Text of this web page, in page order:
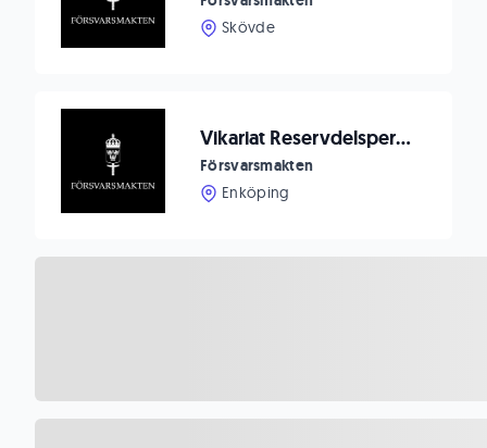
Skövde
Vikariat Reservdelsperson till Markverkstaden Enköping
Försvarsmakten
Enköping